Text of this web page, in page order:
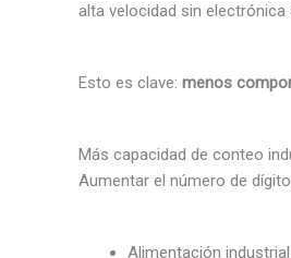
alta velocidad sin electrónica
Esto es clave: menos
Más capacidad de conteo
Aumentar el número de
Alimentación